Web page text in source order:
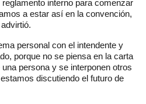
interno para comenzar
a estar así en la convención,
personal con el intendente y
porque no se piensa en la carta
persona y se interponen otros
discutiendo el futuro de